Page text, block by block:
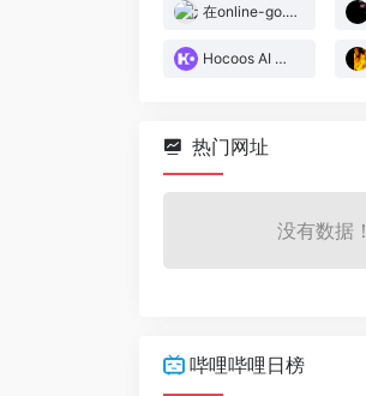
在online-go.com上下围棋！
Hocoos AI 建站
热门网址
没有数据！
哔哩哔哩日榜